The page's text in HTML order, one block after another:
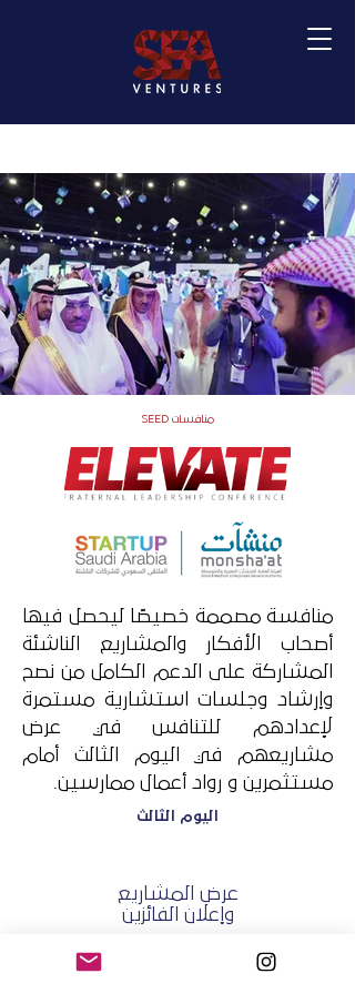
SEED منافسات
منافسة مصممة خصيصًا ليحصل فيها
أصحاب الأفكار والمشاريع الناشئة
المشاركة على الدعم الكامل من نصح
وإرشاد وجلسات استشارية مستمرة
لإعدادهم للتنافس في عرض
مشاريعهم في اليوم الثالث أمام
مستثمرين و رواد أعمال ممارسين.
اليوم الثالث
عرض المشاريع
وإعلان الفائزين